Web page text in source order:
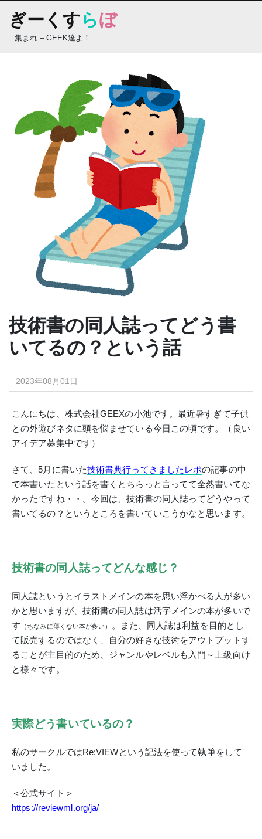
content
ぎーくすらぼ
集まれ – GEEK達よ！
技術書の同人誌ってどう書
いてるの？という話
2023年08月01日
こんにちは、株式会社GEEXの小池です。最近暑すぎて子供
との外遊びネタに頭を悩ませている今日この頃です。（良い
アイデア募集中です）
さて、5月に書いた技術書典行ってきましたレポの記事の中
で本書いたという話を書くとちらっと言ってて全然書いてな
かったですね・・。 今回は、技術書の同人誌ってどうやって
書いてるの？というところを書いていこうかなと思います。
技術書の同人誌ってどんな感じ？
同人誌というとイラストメインの本を思い浮かべる人が多い
かと思いますが、技術書の同人誌は活字メインの本が多いで
す （ちなみに薄くない本が多い） 。
また、同人誌は利益を目的とし
て販売するのではなく、自分の好きな技術をアウトプットす
ることが主目的のため、ジャンルやレベルも入門～上級向け
と様々です。
実際どう書いているの？
私のサークルではRe:VIEWという記法を使って執筆をして
いました。
＜公式サイト＞
https://reviewml.org/ja/